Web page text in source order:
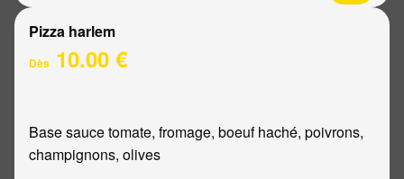
Pizza harlem
Dès 10.00 €
Base sauce tomate, fromage, boeuf haché, poivrons,
champignons, olives